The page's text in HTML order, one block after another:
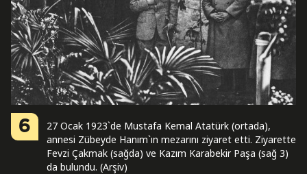
6
27 Ocak 1923`de Mustafa Kemal Atatürk (ortada),
annesi Zübeyde Hanım`ın mezarını ziyaret etti. Ziyarette
Fevzi Çakmak (sağda) ve Kazım Karabekir Paşa (sağ 3)
da bulundu. (Arşiv)